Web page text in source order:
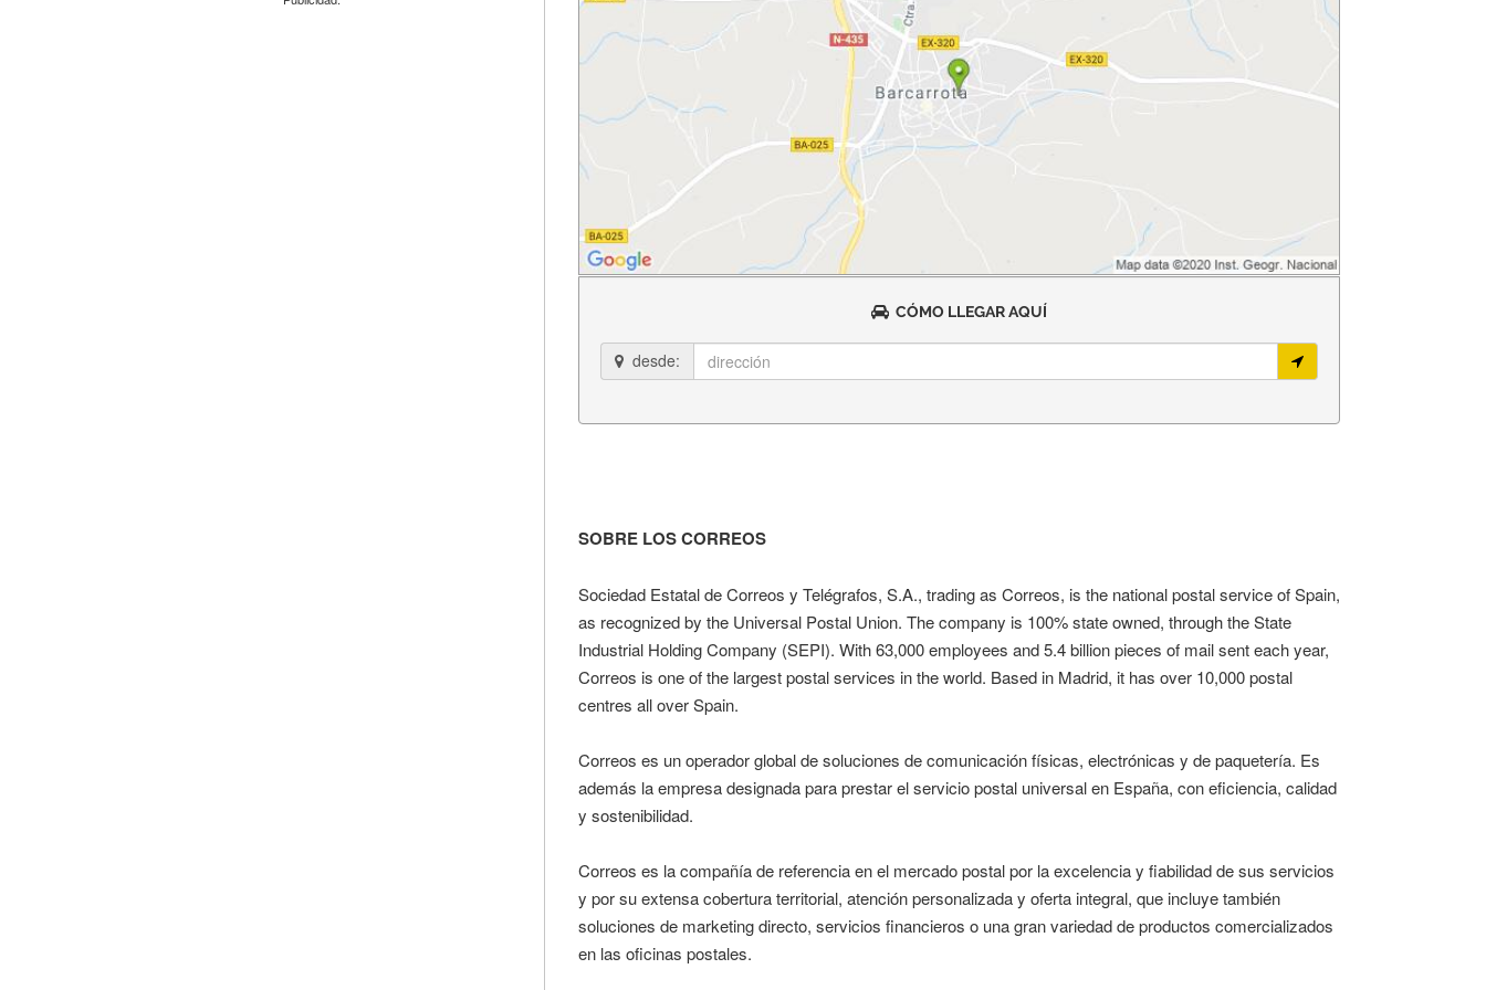
CÓMO LLEGAR AQUÍ
desde:
SOBRE LOS CORREOS
Sociedad Estatal de Correos y Telégrafos, S.A., trading as Correos, is the national postal service of Spain,
as recognized by the Universal Postal Union. The company is 100% state owned, through the State
Industrial Holding Company (SEPI). With 63,000 employees and 5.4 billion pieces of mail sent each year,
Correos is one of the largest postal services in the world. Based in Madrid, it has over 10,000 postal
centres all over Spain.
Correos es un operador global de soluciones de comunicación físicas, electrónicas y de paquetería. Es
además la empresa designada para prestar el servicio postal universal en España, con eficiencia, calidad
y sostenibilidad.
Correos es la compañía de referencia en el mercado postal por la excelencia y fiabilidad de sus servicios
y por su extensa cobertura territorial, atención personalizada y oferta integral, que incluye también
soluciones de marketing directo, servicios financieros o una gran variedad de productos comercializados
en las oficinas postales.